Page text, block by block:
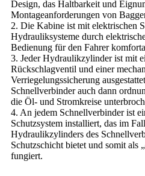
Design, das Haltbarkeit und
Montageanforderungen von
2. Die Kabine ist mit elektrischen
Hydrauliksysteme durch
Bedienung für den Fahrer
3. Jeder Hydraulikzylinder ist mit
Rückschlagventil und einer
Verriegelungssicherung
Schnellverbinder auch dann
die Öl- und Stromkreise
4. An jedem Schnellverbinder ist
Schutzsystem installiert, das im
Hydraulikzylinders des
Schutzschicht bietet und somit als
fungiert.